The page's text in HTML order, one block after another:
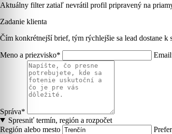
Aktuálny filter zatiaľ nevrátil profil pripravený na
Zadanie klienta
Čím konkrétnejší brief, tým rýchlejšie sa lead dostane
Meno a priezvisko*
Správa*
Spresniť termín, región a rozpočet
Región alebo mesto